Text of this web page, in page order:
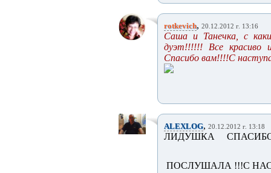
rotkevich, 20.12.2012 г. 13:16
Саша и Танечка, с
дуэт!!!!!! Все красиво
Спасибо вам!!!!С
ALEXLOG, 20.12.2012 г. 13:18
ЛИДУШКА
ПОСЛУШАЛА !!!С